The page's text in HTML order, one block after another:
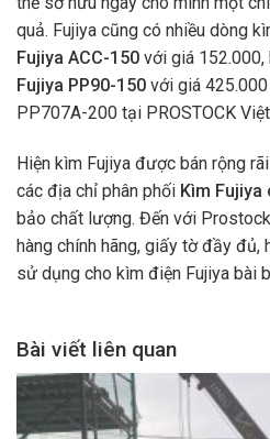
quả. Fujiya cũng có nhiều dòng
Fujiya ACC-150 với giá
Fujiya PP90-150 với giá
PP707A-200 tại PROSTOCK
Hiện kìm Fujiya được bán rộng
các địa chỉ phân phối Kìm Fujiya
bảo chất lượng. Đến với
hàng chính hãng, giấy tờ đầy đủ,
sử dụng cho kìm điện Fujiya bài
Bài viết liên quan